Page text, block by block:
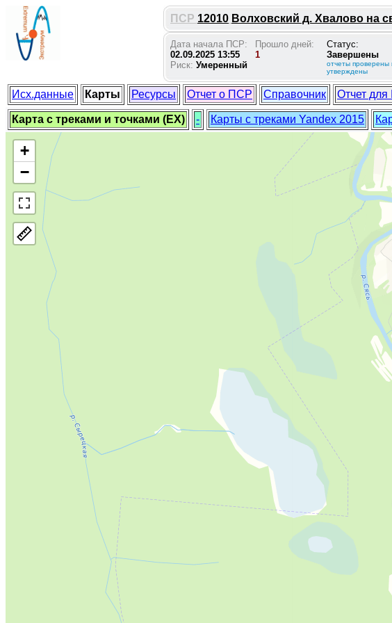
ПСР 12010 Волховский д. Хвалово на
Дата начала ПСР:
02.09.2025 13:55
Риск: Умеренный
Прошло дней:
1
Статус:
Завершены
отчеты проверены
утверждены
Исх.данные Карты Ресурсы Отчет о ПСР Справочник Отчет для
Карта с треками и точками (EX) - Карты с треками Yandex 2015
+
−